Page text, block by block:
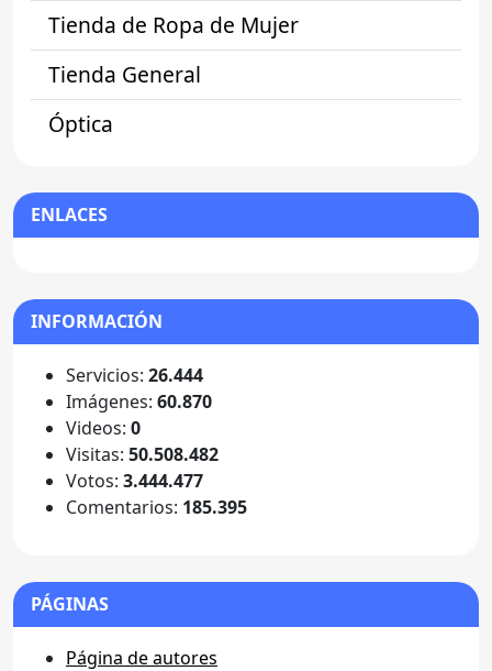
Tienda de Ropa de Mujer
Tienda General
Óptica
ENLACES
INFORMACIÓN
Servicios: 26.444
Imágenes: 60.870
Videos: 0
Visitas: 50.508.482
Votos: 3.444.477
Comentarios: 185.395
PÁGINAS
Página de autores